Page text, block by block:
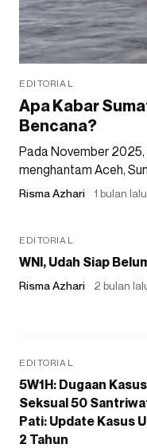
EDITORIAL
Apa Kabar
Bencana?
Pada November
menghantam Aceh,
Risma Azhari 1 bulan lalu
EDITORIAL
WNI, Udah Siap
Risma Azhari 2 bulan
EDITORIAL
5W1H: Dugaan
Seksual 50
Pati: Update Kasus
2 Tahun